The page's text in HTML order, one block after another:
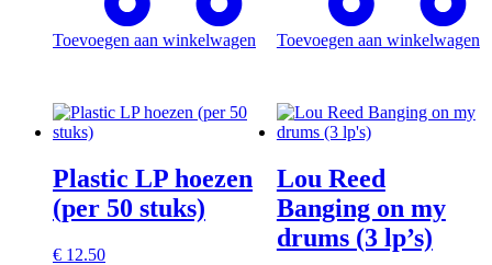
Toevoegen aan winkelwagen Toevoegen aan winkelwagen
Plastic LP hoezen
(per 50 stuks)
€ 12.50
Lou Reed
Banging on my
drums (3 lp’s)